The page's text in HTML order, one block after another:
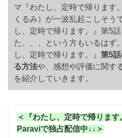
マ『わたし、定時で帰ります
くるみ）が一波乱起こしそう
し、定時で帰ります。』第5
た、、、という方もいるはず
し、定時で帰ります。』第5
る方法や、感想や評価に関す
を紹介していきます。
＜『わたし、定時で帰りま
Paraviで独占配信中↓↓＞